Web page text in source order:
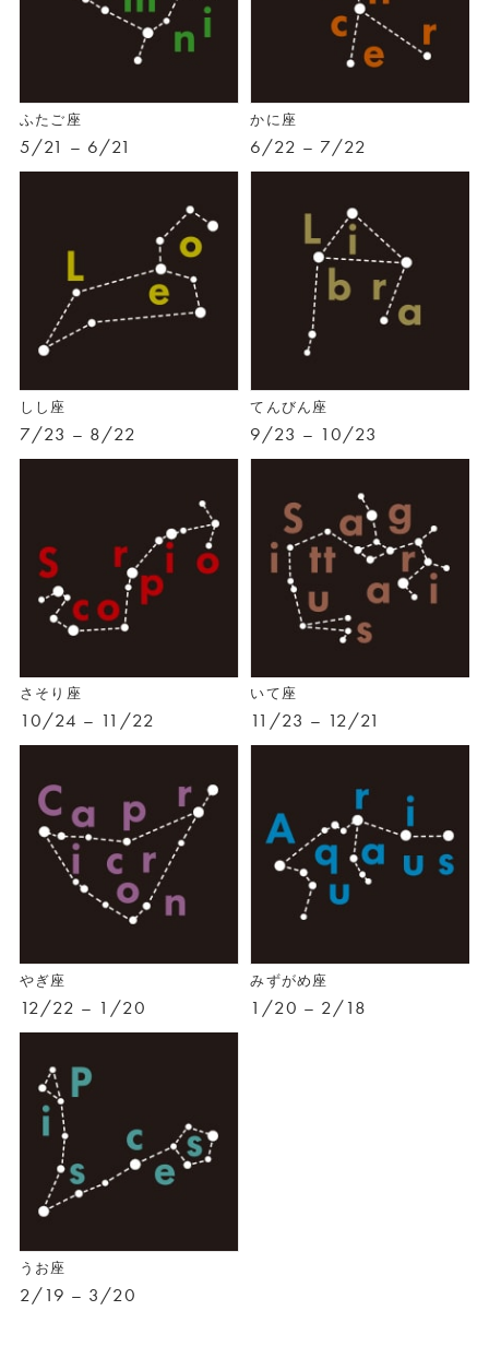
ふたご座
5/21 – 6/21
かに座
6/22 – 7/22
しし座
7/23 – 8/22
てんびん座
9/23 – 10/23
さそり座
10/24 – 11/22
いて座
11/23 – 12/21
やぎ座
12/22 – 1/20
みずがめ座
1/20 – 2/18
うお座
2/19 – 3/20